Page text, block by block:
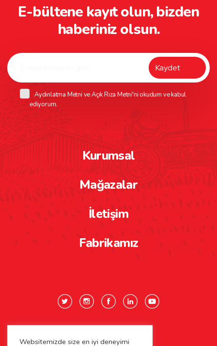
E-bültene kayıt olun, bizden
haberiniz olsun.
Aydınlatma Metni veAçık Rıza Metni'ni okudum ve kabul
ediyorum.
Kurumsal
Mağazalar
İletişim
Fabrikamız
Websitemizde size en iyi deneyimi